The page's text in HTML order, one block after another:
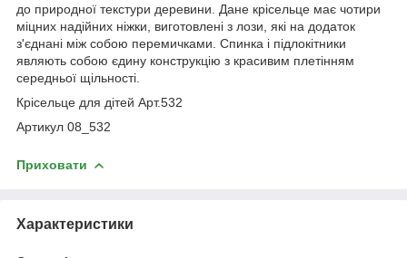
до природної текстури деревини. Дане крісельце має чотири
міцних надійних ніжки, виготовлені з лози, які на додаток
з'єднані між собою перемичками. Спинка і підлокітники
являють собою єдину конструкцію з красивим плетінням
середньої щільності.
Крісельце для дітей Арт.532
Артикул 08_532
Приховати
Характеристики